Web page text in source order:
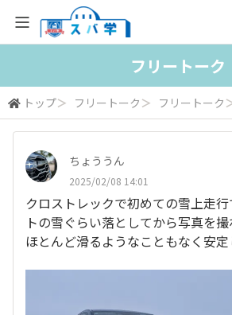
フリートーク
トップ＞ フリートーク ＞ フリートーク
ちょううん
2025/02/08 14:01
クロストレックで初めての雪上走
トの雪ぐらい落としてから写真を撮
ほとんど滑るようなこともなく安定